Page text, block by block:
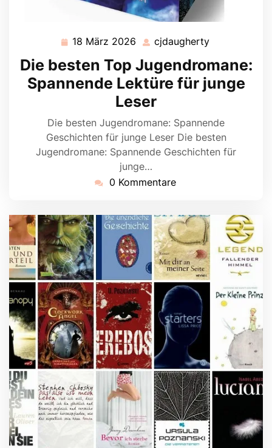
18 März 2026 18
März
2026
cjdaugherty
Die besten Top Jugendromane:
Spannende Lektüre für junge
Leser
Die besten Jugendromane: Spannende
Geschichten für junge Leser Die besten
Jugendromane: Spannende Geschichten für
junge…
0 Kommentare